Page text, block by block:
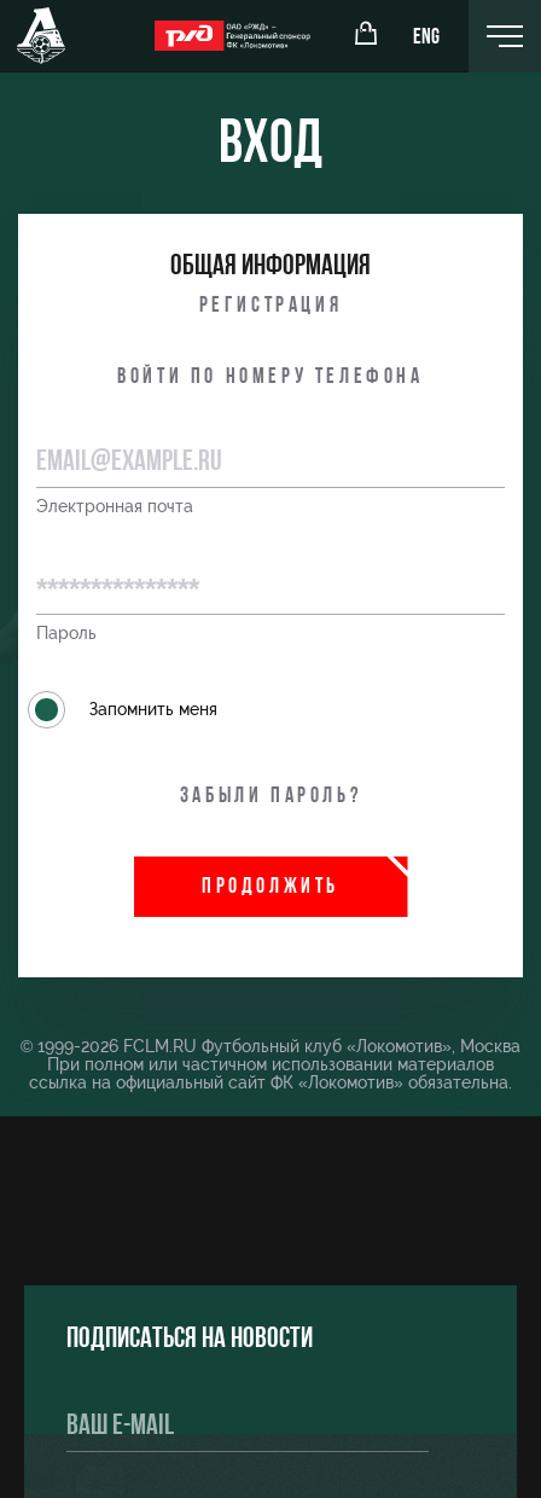
ENG
Организация мероприятий
Аренда площадей
Вход
Общая информация
Регистрация
Войти по номеру телефона
Электронная почта
Пароль
Запомнить меня
Забыли пароль?
ПРОДОЛЖИТЬ
© 1999-2026 FCLM.RU Футбольный клуб «Локомотив», Москва
При полном или частичном использовании материалов
ссылка на официальный сайт ФК «Локомотив» обязательна.
Подписаться на новости